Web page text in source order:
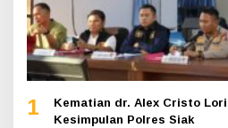
1
Kematian dr. Alex Cristo
Kesimpulan Polres Siak